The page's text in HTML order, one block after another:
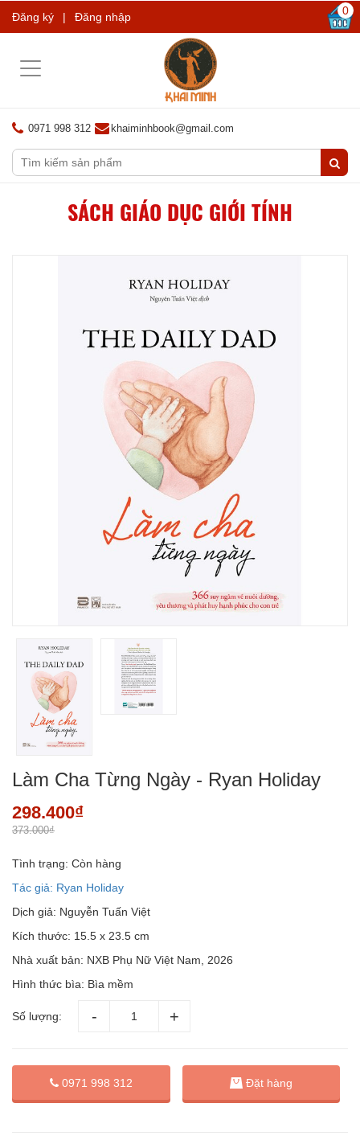
Đăng ký | Đăng nhập 0
Toggle
0971 998 312 khaiminhbook@gmail.com
SÁCH GIÁO DỤC GIỚI TÍNH
Làm Cha Từng Ngày - Ryan Holiday
298.400₫
373.000₫
Tình trạng: Còn hàng
Tác giả: Ryan Holiday
Dịch giả: Nguyễn Tuấn Việt
Kích thước: 15.5 x 23.5 cm
Nhà xuất bản: NXB Phụ Nữ Việt Nam, 2026
Hình thức bìa: Bìa mềm
Số lượng:
0971 998 312 Đặt hàng